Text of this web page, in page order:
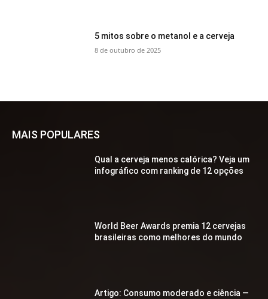
5 mitos sobre o metanol e a cerveja
8 de outubro de 2025
MAIS POPULARES
Qual a cerveja menos calórica? Veja um
infográfico com ranking de 12 opções
World Beer Awards premia 12 cervejas
brasileiras como melhores do mundo
Artigo: Consumo moderado e ciência —